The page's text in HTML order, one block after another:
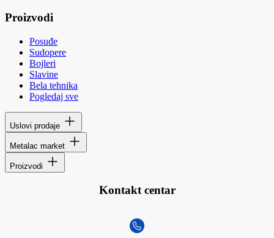
Proizvodi
Posuđe
Sudopere
Bojleri
Slavine
Bela tehnika
Pogledaj sve
Uslovi prodaje
Metalac market
Proizvodi
Kontakt centar